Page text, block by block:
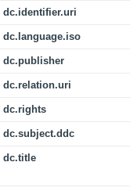
dc.identifier.uri
dc.language.iso
dc.publisher
dc.relation.uri
dc.rights
dc.subject.ddc
dc.title